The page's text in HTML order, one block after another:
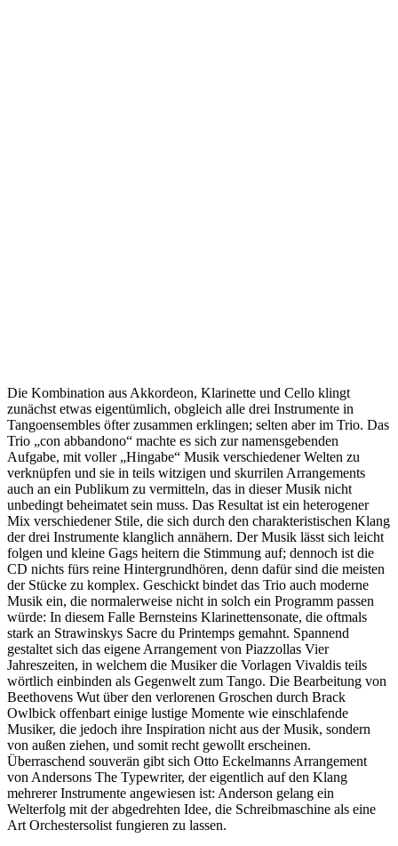
Die Kombination aus Akkordeon, Klarinette und Cello klingt
zunächst etwas eigentümlich, obgleich alle drei Instrumente in
Tangoensembles öfter zusammen erklingen; selten aber im Trio. Das
Trio „con abbandono“ machte es sich zur namensgebenden
Aufgabe, mit voller „Hingabe“ Musik verschiedener Welten zu
verknüpfen und sie in teils witzigen und skurrilen Arrangements
auch an ein Publikum zu vermitteln, das in dieser Musik nicht
unbedingt beheimatet sein muss. Das Resultat ist ein heterogener
Mix verschiedener Stile, die sich durch den charakteristischen Klang
der drei Instrumente klanglich annähern. Der Musik lässt sich leicht
folgen und kleine Gags heitern die Stimmung auf; dennoch ist die
CD nichts fürs reine Hintergrundhören, denn dafür sind die meisten
der Stücke zu komplex. Geschickt bindet das Trio auch moderne
Musik ein, die normalerweise nicht in solch ein Programm passen
würde: In diesem Falle Bernsteins Klarinettensonate, die oftmals
stark an Strawinskys Sacre du Printemps gemahnt. Spannend
gestaltet sich das eigene Arrangement von Piazzollas Vier
Jahreszeiten, in welchem die Musiker die Vorlagen Vivaldis teils
wörtlich einbinden als Gegenwelt zum Tango. Die Bearbeitung von
Beethovens Wut über den verlorenen Groschen durch Brack
Owlbick offenbart einige lustige Momente wie einschlafende
Musiker, die jedoch ihre Inspiration nicht aus der Musik, sondern
von außen ziehen, und somit recht gewollt erscheinen.
Überraschend souverän gibt sich Otto Eckelmanns Arrangement
von Andersons The Typewriter, der eigentlich auf den Klang
mehrerer Instrumente angewiesen ist: Anderson gelang ein
Welterfolg mit der abgedrehten Idee, die Schreibmaschine als eine
Art Orchestersolist fungieren zu lassen.